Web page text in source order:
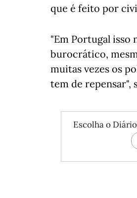
que é feito por
"Em Portugal isso
burocrático,
muitas vezes os
tem de repensar",
Escolha o